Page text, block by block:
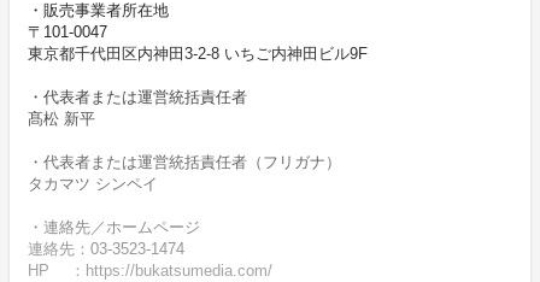
・販売事業者所在地
〒101-0047
東京都千代田区内神田3-2-8 いちご内神田ビル9F
・代表者または運営統括責任者
髙松 新平
・代表者または運営統括責任者（フリガナ）
タカマツ シンペイ
・連絡先／ホームページ
連絡先：03-3523-1474
HP ：https://bukatsumedia.com/